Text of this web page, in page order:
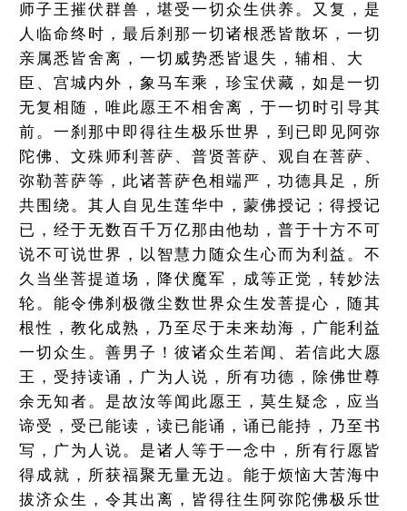
师子王摧伏群兽，堪受一切众生供养。又复，是
人临命终时，最后刹那一切诸根悉皆散坏，一切
亲属悉皆舍离，一切威势悉皆退失，辅相、大
臣、宫城内外，象马车乘，珍宝伏藏，如是一切
无复相随，唯此愿王不相舍离，于一切时引导其
前。一刹那中即得往生极乐世界，到已即见阿弥
陀佛、文殊师利菩萨、普贤菩萨、观自在菩萨、
弥勒菩萨等，此诸菩萨色相端严，功德具足，所
共围绕。其人自见生莲华中，蒙佛授记；得授记
已，经于无数百千万亿那由他劫，普于十方不可
说不可说世界，以智慧力随众生心而为利益。不
久当坐菩提道场，降伏魔军，成等正觉，转妙法
轮。能令佛刹极微尘数世界众生发菩提心，随其
根性，教化成熟，乃至尽于未来劫海，广能利益
一切众生。善男子！彼诸众生若闻、若信此大愿
王，受持读诵，广为人说，所有功德，除佛世尊
余无知者。是故汝等闻此愿王，莫生疑念，应当
谛受，受已能读，读已能诵，诵已能持，乃至书
写，广为人说。是诸人等于一念中，所有行愿皆
得成就，所获福聚无量无边。能于烦恼大苦海中
拔济众生，令其出离，皆得往生阿弥陀佛极乐世